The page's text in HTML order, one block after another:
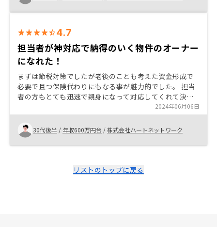
る方だったので購入に至りました。
4.7
担当者が神対応で納得のいく物件のオーナー
になれた！
まずは節税対策でしたが老後のことも考えた資金形成で
必要で且つ保険代わりにもなる事が魅力的でした。 担当
者の方もとても迅速で親身になって対応してくれて決断
までに時間を要してしまう状況でしたが 粘り強くご対応
いただいたおかげで購入する事が出来ました。ありがと
うございました。 不動産投資は中々家族の理解が得られ
ず、そこに時間を要しました。担当者の方と直接話して
もらえれば理解も出来るのですがそこに行き着くまでが
国の指標みたいなものに絡めた資料や広告があると少し
2024年06月06日
30代後半 / 年収600万円台 /株式会社ハートネットワーク
リストのトップに戻る